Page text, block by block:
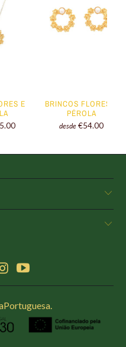
BRINCOS FLORES E
PÉROLA
desde €54.00
E